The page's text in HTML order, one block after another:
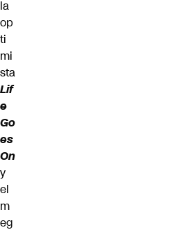
la
op
ti
mi
sta
Lif
e
Go
es
On
y
el
m
eg